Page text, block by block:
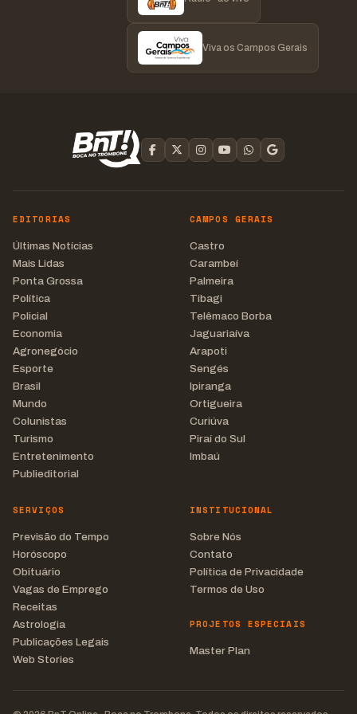
Viva os Campos Gerais
EDITORIAS
Últimas Notícias
Mais Lidas
Ponta Grossa
Política
Policial
Economia
Agronegócio
Esporte
Brasil
Mundo
Colunistas
Turismo
Entretenimento
Publieditorial
CAMPOS GERAIS
Castro
Carambeí
Palmeira
Tibagi
Telêmaco Borba
Jaguariaíva
Arapoti
Sengés
Ipiranga
Ortigueira
Curiúva
Piraí do Sul
Imbaú
SERVIÇOS
Previsão do Tempo
Horóscopo
Obituário
Vagas de Emprego
Receitas
Astrologia
Publicações Legais
Web Stories
INSTITUCIONAL
Sobre Nós
Contato
Política de Privacidade
Termos de Uso
PROJETOS ESPECIAIS
Master Plan